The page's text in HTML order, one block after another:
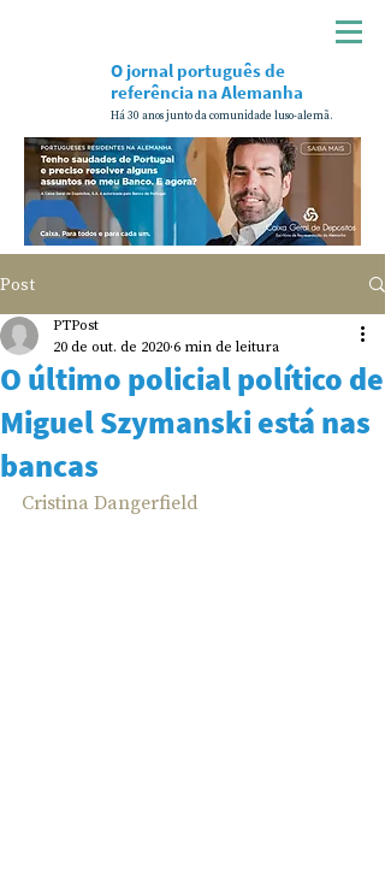
Há 30 anos junto da comunidade luso-alemã.
O jornal português de
referência na Alemanha
Post
O último policial político de
Miguel Szymanski está nas
bancas
PTPost
20 de out. de 20206 min de leitura
Cristina Dangerfield